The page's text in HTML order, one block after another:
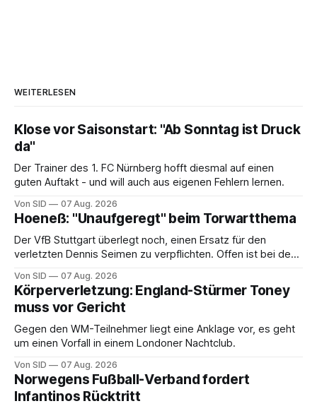
WEITERLESEN
Klose vor Saisonstart: "Ab Sonntag ist Druck
da"
Der Trainer des 1. FC Nürnberg hofft diesmal auf einen
guten Auftakt - und will auch aus eigenen Fehlern lernen.
Von SID 07 Aug. 2026
Hoeneß: "Unaufgeregt" beim Torwartthema
Der VfB Stuttgart überlegt noch, einen Ersatz für den
verletzten Dennis Seimen zu verpflichten. Offen ist bei den
Von SID 07 Aug. 2026
Körperverletzung: England-Stürmer Toney
muss vor Gericht
Gegen den WM-Teilnehmer liegt eine Anklage vor, es geht
um einen Vorfall in einem Londoner Nachtclub.
Von SID 07 Aug. 2026
Norwegens Fußball-Verband fordert
Infantinos Rücktritt